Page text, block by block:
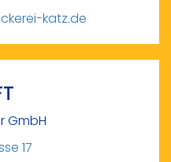
katz.de
GmbH
17